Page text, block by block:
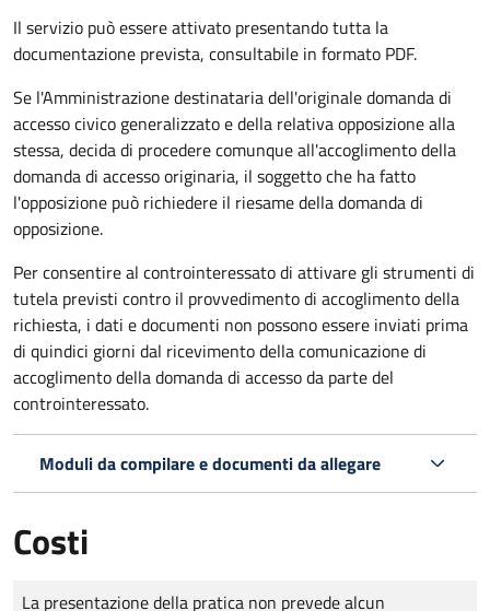
Il servizio può essere attivato presentando tutta la
documentazione prevista, consultabile in formato PDF.
Se l'Amministrazione destinataria dell'originale domanda di
accesso civico generalizzato e della relativa opposizione alla
stessa, decida di procedere comunque all'accoglimento della
domanda di accesso originaria, il soggetto che ha fatto
l'opposizione può richiedere il riesame della domanda di
opposizione.
Per consentire al controinteressato di attivare gli strumenti di
tutela previsti contro il provvedimento di accoglimento della
richiesta, i dati e documenti non possono essere inviati prima
di quindici giorni dal ricevimento della comunicazione di
accoglimento della domanda di accesso da parte del
controinteressato.
Moduli da compilare e documenti da allegare
Costi
Tipo di pagamento
Importo
La presentazione della pratica non prevede alcun